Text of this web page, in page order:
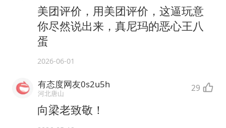
美团评价，用美团评价，这逼玩意
你尽然说出来，真尼玛的恶心王八
蛋
2026-06-01
有态度网友0s2u5h
河北唐山 29
向梁老致敬！